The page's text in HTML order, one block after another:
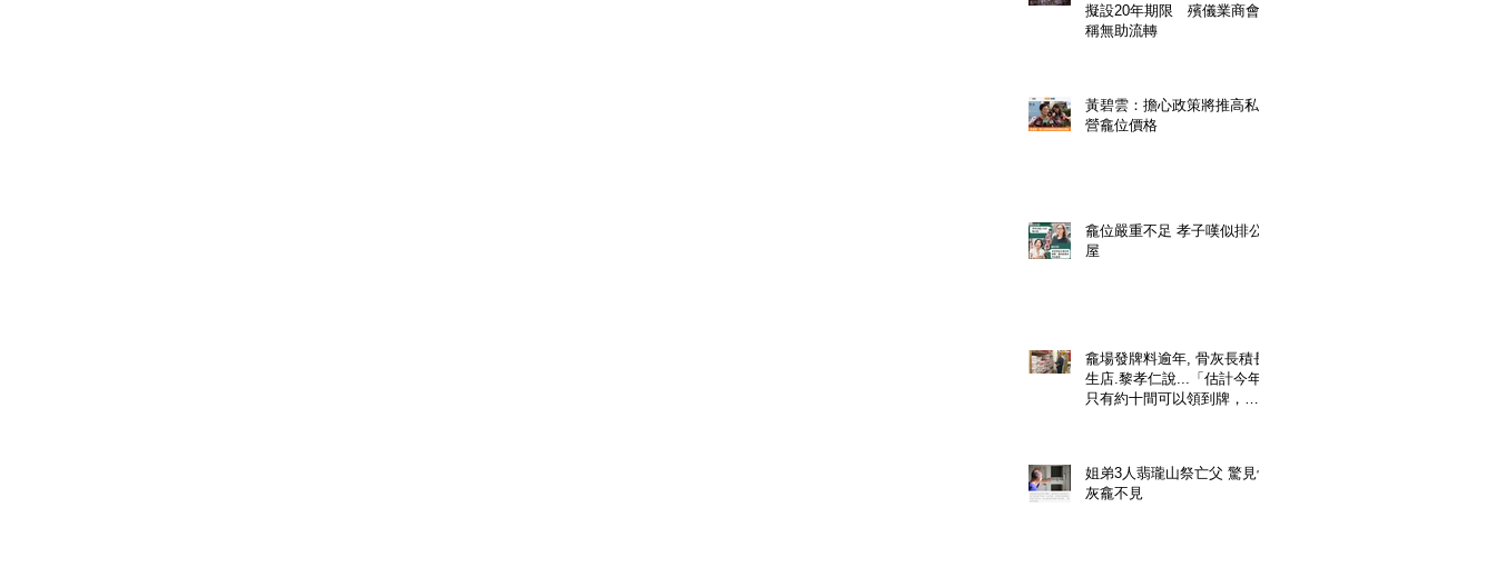
擬設20年期限 殯儀業商會
稱無助流轉
黃碧雲：擔心政策將推高私
營龕位價格
龕位嚴重不足 孝子嘆似排公
屋
龕場發牌料逾年, 骨灰長積長
生店.黎孝仁說...「估計今年
只有約十間可以領到牌，勢
姐弟3人翡瓏山祭亡父 驚見骨
灰龕不見